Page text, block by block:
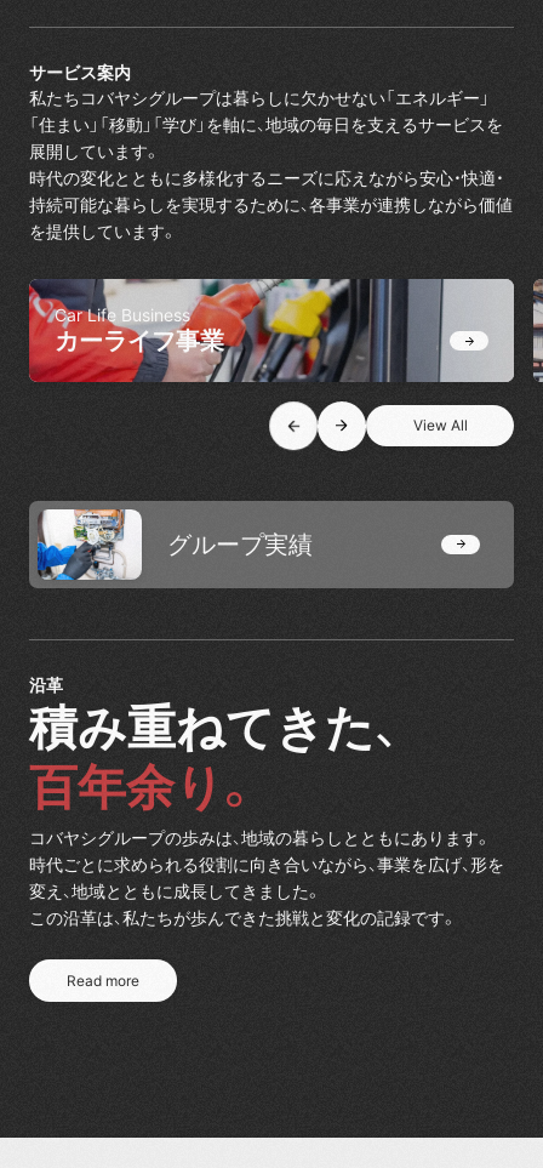
サービス案内
私たちコバヤシグループは暮らしに欠かせない「エネルギー」
「住まい」「移動」「学び」を軸に、地域の毎日を支えるサービスを
展開しています。
時代の変化とともに多様化するニーズに応えながら安心・快適・
持続可能な暮らしを実現するために、各事業が連携しながら価値
を提供しています。
Car Life Business
カーライフ事業
View All
View All
グループ実績
沿革
積み重ねてきた、
百年余り。
コバヤシグループの歩みは、地域の暮らしとともにあります。
時代ごとに求められる役割に向き合いながら、事業を広げ、形を
変え、地域とともに成長してきました。
この沿革は、私たちが歩んできた挑戦と変化の記録です。
Read more
Read more